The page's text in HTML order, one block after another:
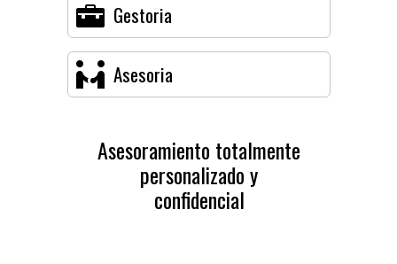
Gestoria
Asesoria
Asesoramiento totalmente
personalizado y
confidencial